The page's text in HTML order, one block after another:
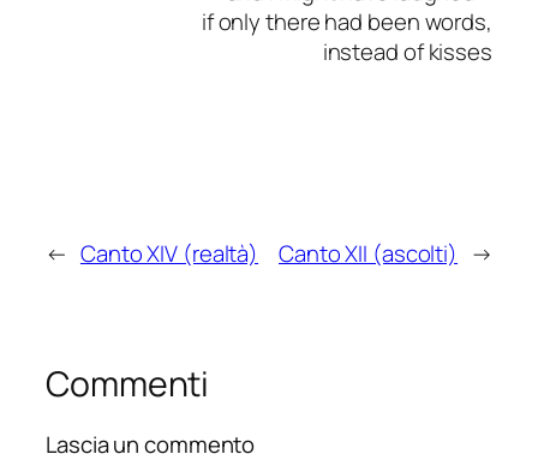
if only there had been words,
instead of kisses
← Canto XIV (realtà) Canto XII (ascolti) →
Commenti
Lascia un commento